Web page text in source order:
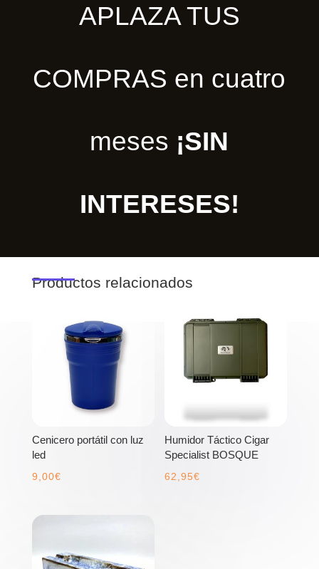
APLAZA TUS
COMPRAS en cuatro
meses ¡SIN
INTERESES!
Productos relacionados
Cenicero portátil con luz
led
9,00€
Humidor Táctico Cigar
Specialist BOSQUE
62,95€